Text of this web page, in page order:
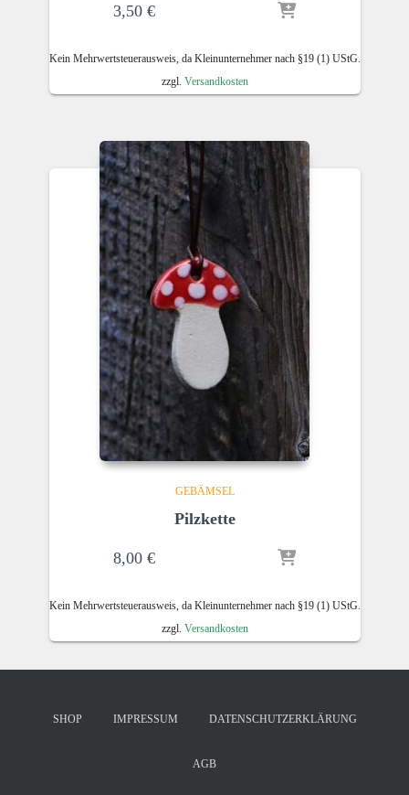
3,50 €
Kein Mehrwertsteuerausweis, da Kleinunternehmer nach §19 (1) UStG.
zzgl. Versandkosten
GEBÄMSEL
Pilzkette
8,00 €
Kein Mehrwertsteuerausweis, da Kleinunternehmer nach §19 (1) UStG.
zzgl. Versandkosten
SHOP IMPRESSUM DATENSCHUTZERKLÄRUNG
AGB